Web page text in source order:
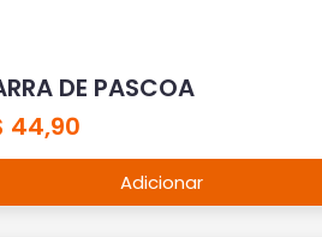
DE PASCOA
44,90
Adicionar